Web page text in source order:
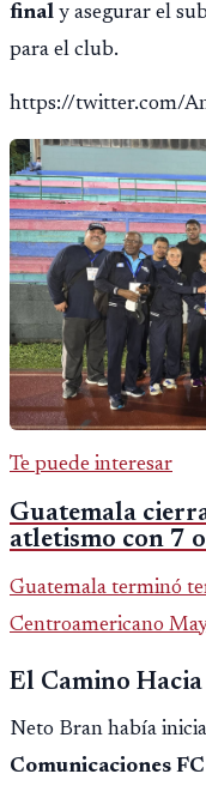
final y asegurar el
para el club.
https://twitter.com/
Te puede interesar
Guatemala
atletismo con 7
Guatemala terminó
Centroamericano
El Camino
Neto Bran había
Comunicaciones